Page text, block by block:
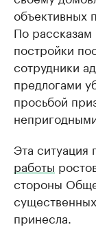
объективных
По
постройки
сотрудники
предлогами
просьбой
Эта ситуация
работы
стороны
принесла.